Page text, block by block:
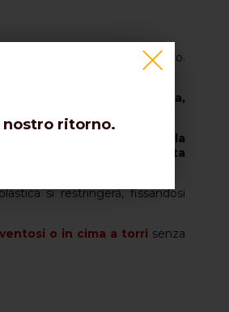
che non scivoli via lungo il cavo.
sporgente dell'antenna,
seguendo la
questa
si restringerà, fissandosi
o in cima a torri senza
nostro ritorno.